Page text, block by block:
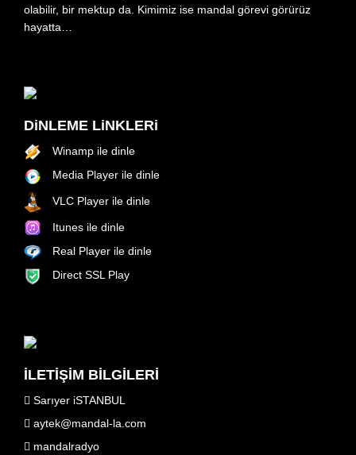
olabilir, bir mektup da. Kimimiz ise mandal görevi görürüz
hayatta…
DiNLEME LiNKLERi
Winamp ile dinle
Media Player ile dinle
VLC Player ile dinle
Itunes ile dinle
Real Player ile dinle
Direct SSL Play
İLETİŞİM BİLGİLERİ
Sarıyer iSTANBUL
aytek@mandal-la.com
mandalradyo